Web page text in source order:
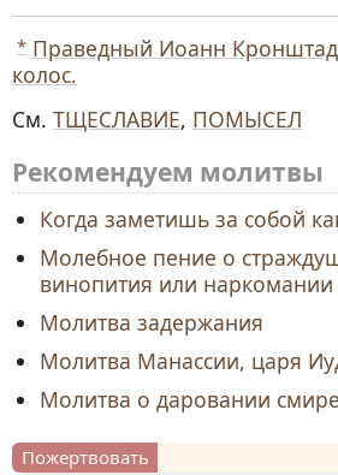
* Праведный Иоанн
колос.
См. ТЩЕСЛАВИЕ, ПОМЫСЕЛ
Рекомендуем молитвы
Когда заметишь за собой
Молебное пение о
винопития или наркомании
Молитва задержания
Молитва Манассии, царя
Молитва о даровании
Пожертвовать